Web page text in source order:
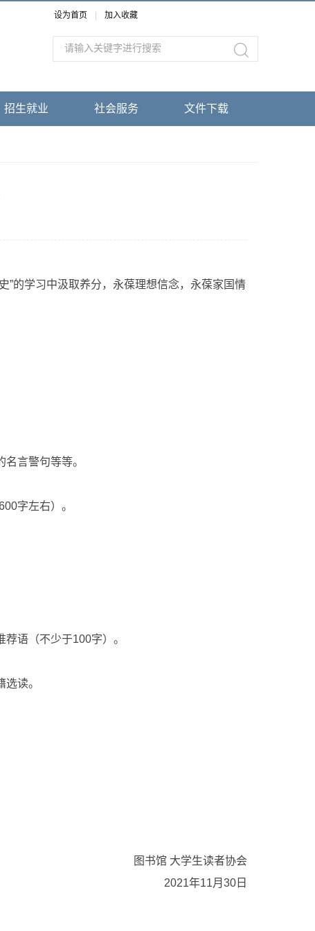
设为首页 加入收藏
招生就业 社会服务 文件下载
”的学习中汲取养分，永葆理想信念，永葆家国情
言警句等等。
字左右）。
语（不少于100字）。
读。
图书馆 大学生读者协会
2021年11月30日